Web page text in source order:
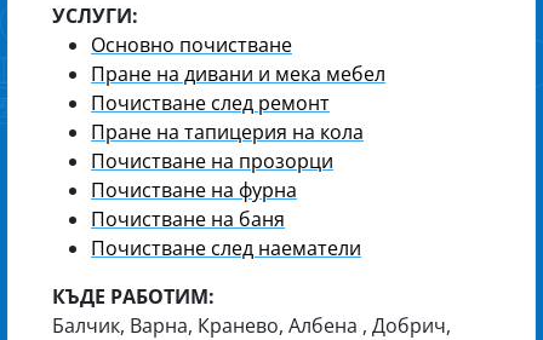
УСЛУГИ:
Основно почистване
Пране на дивани и мека мебел
Почистване след ремонт
Пране на тапицерия на кола
Почистване на прозорци
Почистване на фурна
Почистване на баня
Почистване след наематели
КЪДЕ РАБОТИМ:
Балчик, Варна, Кранево, Албена , Добрич,